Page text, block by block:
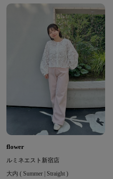
flower
ルミネエスト新宿店
大内 ( Summer | Straight )